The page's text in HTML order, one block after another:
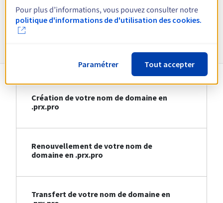
Voir toutes les extensions
Création de votre nom de domaine en
.prx.pro
Renouvellement de votre nom de
domaine en .prx.pro
Transfert de votre nom de domaine en
Pour plus d’informations, vous pouvez consulter notre
politique d'informations de d'utilisation des cookies.
Paramétrer Tout accepter